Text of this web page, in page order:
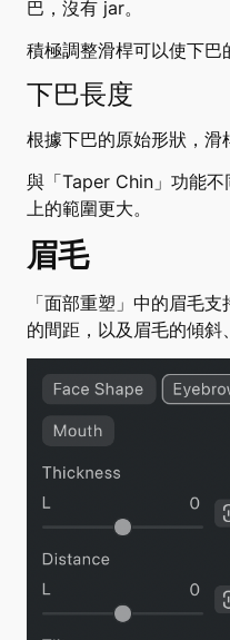
巴，沒有 jar。
積極調整滑桿可以使下巴
下巴長度
根據下巴的原始形狀，滑
與「Taper Chin」功能
上的範圍更大。
眉毛
「面部重塑」中的眉毛
的間距，以及眉毛的傾斜